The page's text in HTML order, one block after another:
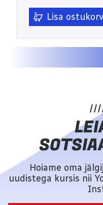
garantii 3 aastat
Lisa
Hoiame oma
uudistega kursis nii